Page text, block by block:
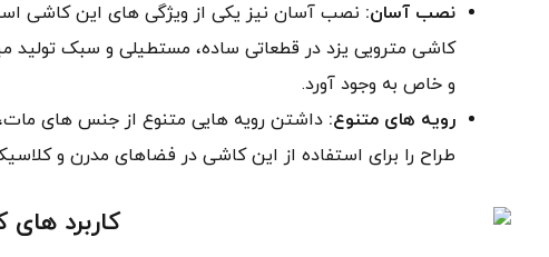
نصب آسان: نصب آسان نیز یکی از ویژگی های این کاشی
کاشی مترویی یزد در قطعاتی ساده، مستطیلی و سبک تولید
و خاص به وجود آورد.
رویه های متنوع: داشتن رویه هایی متنوع از جنس های
طراح را برای استفاده از این کاشی در فضاهای مدرن و